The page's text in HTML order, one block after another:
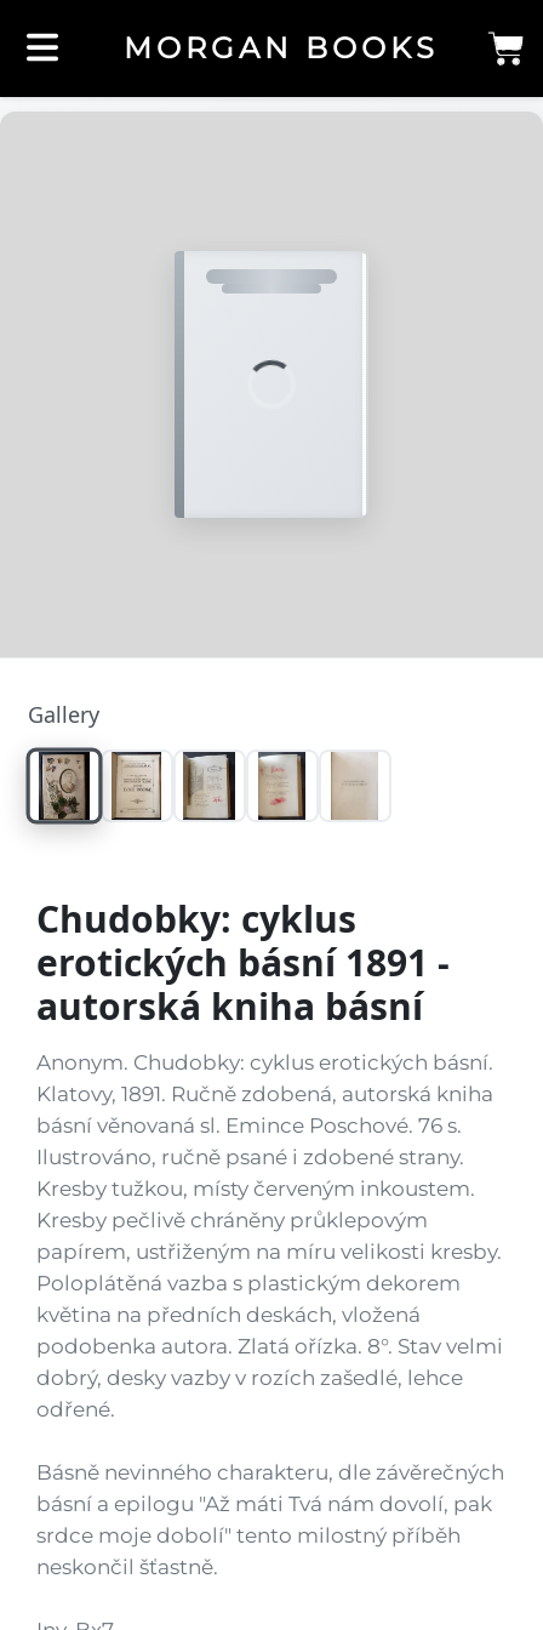
MORGAN BOOKS
Gallery
Chudobky: cyklus
erotických básní 1891 -
autorská kniha básní
Anonym. Chudobky: cyklus erotických básní.
Klatovy, 1891. Ručně zdobená, autorská kniha
básní věnovaná sl. Emince Poschové. 76 s.
Ilustrováno, ručně psané i zdobené strany.
Kresby tužkou, místy červeným inkoustem.
Kresby pečlivě chráněny průklepovým
papírem, ustřiženým na míru velikosti kresby.
Poloplátěná vazba s plastickým dekorem
květina na předních deskách, vložená
podobenka autora. Zlatá ořízka. 8°. Stav velmi
dobrý, desky vazby v rozích zašedlé, lehce
odřené.
Básně nevinného charakteru, dle závěrečných
básní a epilogu "Až máti Tvá nám dovolí, pak
srdce moje dobolí" tento milostný příběh
neskončil šťastně.